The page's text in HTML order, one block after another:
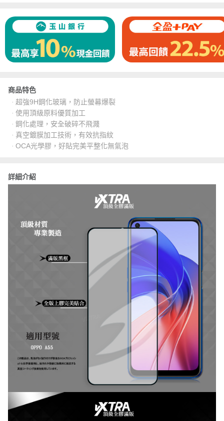
商品特色
‧ 超強9H鋼化玻璃，防止螢幕爆裂
‧ 使用頂級原料優質加工
‧ 鋼化處理，安全破碎不飛濺
‧ 真空鍍膜加工技術，有效抗指紋
‧ OCA光學膠，好貼完美平整化無氣泡
詳細介紹